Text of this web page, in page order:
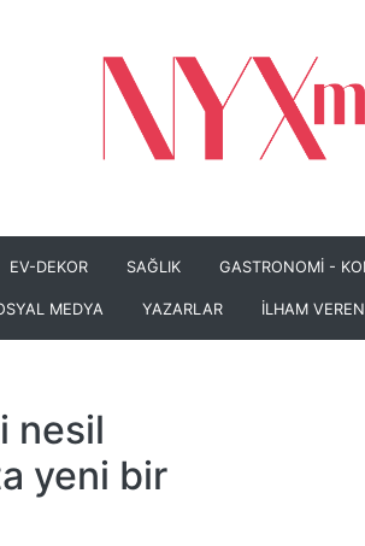
EV-DEKOR SAĞLIK GASTRONOMİ -
MEDYA YAZARLAR İLHAM
nesil
yeni bir